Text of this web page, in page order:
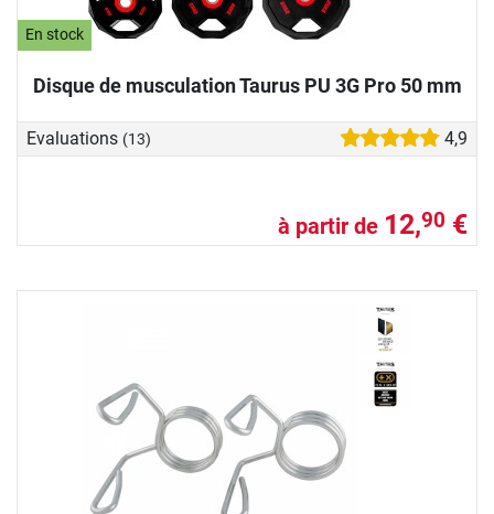
En stock
Disque de musculation Taurus PU 3G Pro 50 mm
Evaluations (13) 4,9
à partir de 12,90 €